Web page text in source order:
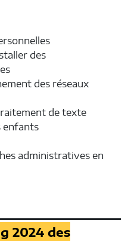
des
des réseaux
de texte
enfants
administratives en
2024 des